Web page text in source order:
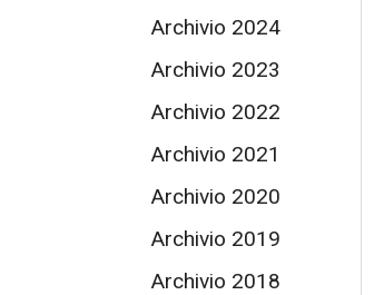
Archivio 2024
Archivio 2023
Archivio 2022
Archivio 2021
Archivio 2020
Archivio 2019
Archivio 2018